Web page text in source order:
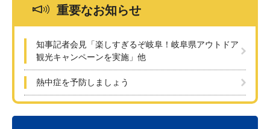
重要なお知らせ
知事記者会見「楽しすぎるぞ岐阜！岐阜県アウトドア
観光キャンペーンを実施」他
熱中症を予防しましょう